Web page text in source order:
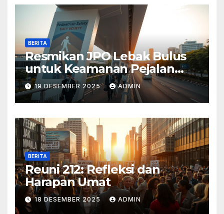
BERITA
Resmikan JPO Lebak Bulus
untuk Keamanan Pejalan
Kaki
19 DESEMBER 2025 ADMIN
BERITA
Reuni 212: Refleksi dan
Harapan Umat
18 DESEMBER 2025 ADMIN